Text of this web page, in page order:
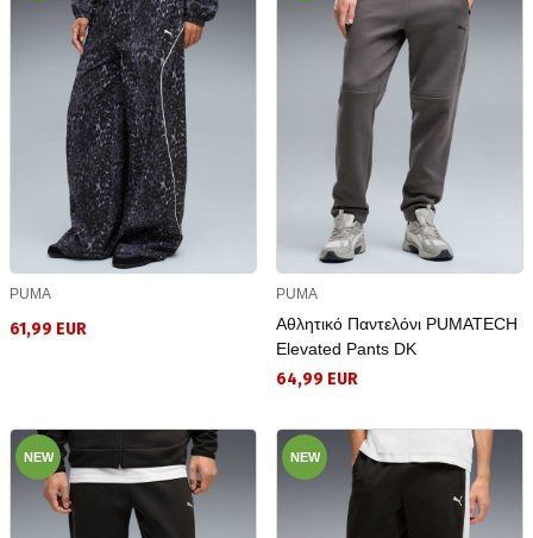
PUMA
61,99 EUR
PUMA
Αθλητικό Παντελόνι PUMATECH
Elevated Pants DK
64,99 EUR
NEW NEW